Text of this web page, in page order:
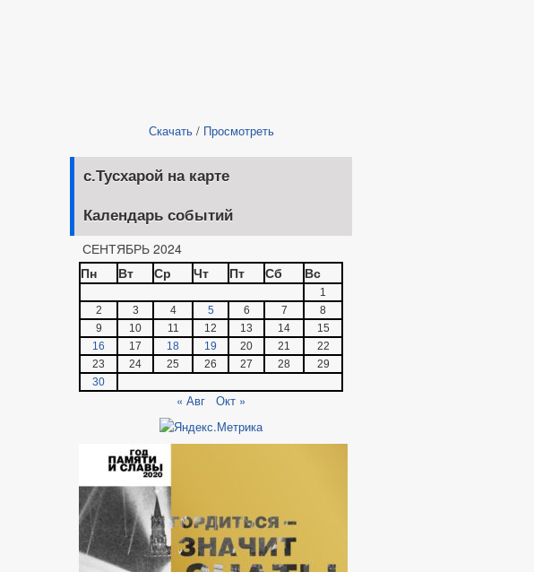
Скачать/ Просмотреть
с.Тусхарой на карте
Календарь событий
СЕНТЯБРЬ 2024
Пн
Вт Ср Чт Пт Сб Вс
1
2
3 4 5 6 7
8
9
10 11 12 13 14
15
16
17 18 19 20 21
22
23
24 25 26 27 28
29
30
« Авг Окт »